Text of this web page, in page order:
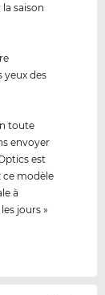
saison
yeux des
toute
envoyer
est
ce modèle
à
jours »